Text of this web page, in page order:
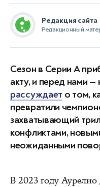
Редакция сайта
Редакционный
Сезон в Серии А
акту, и перед нами
рассуждает о том,
превратили
захватывающий
конфликтами,
неожиданными
В 2023 году